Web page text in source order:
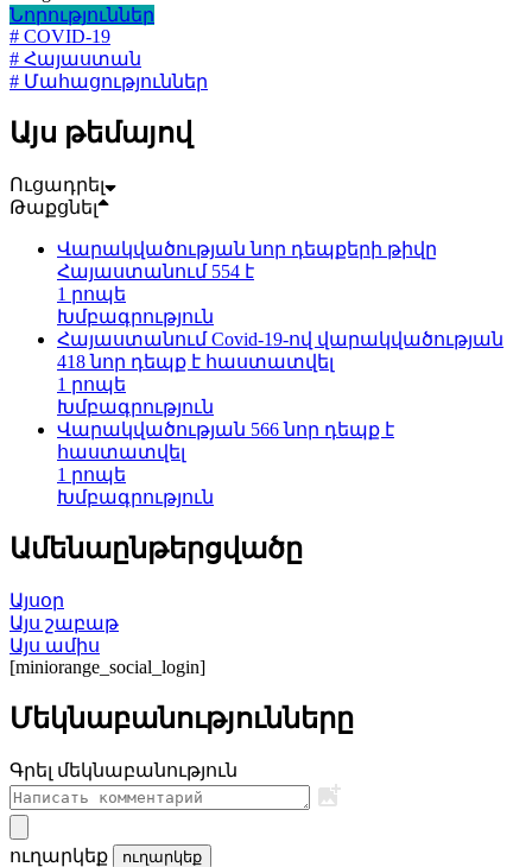
Նորություններ
# COVID-19
# Հայաստան
# Մահացություններ
Այս թեմայով
Ուցադրել
Թաքցնել
Վարակվածության նոր դեպքերի թիվը
Հայաստանում 554 է
1 րոպե
Խմբագրություն
Հայաստանում Covid-19-ով վարակվածության
418 նոր դեպք է հաստատվել
1 րոպե
Խմբագրություն
Վարակվածության 566 նոր դեպք է
հաստատվել
1 րոպե
Խմբագրություն
Ամենաընթերցվածը
Այսօր
Այս շաբաթ
Այս ամիս
[miniorange_social_login]
Մեկնաբանությունները
Գրել մեկնաբանություն
ուղարկեք ուղարկեք